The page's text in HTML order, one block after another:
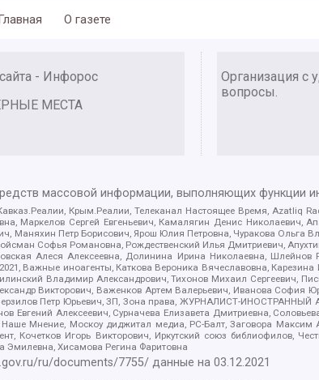
О газете
- Инфорос
МЕСТА
Организация с
вопросы.
массовой информации, выполняющих функции
Крым.Реалии, Телеканал Настоящее Время, Azatliq
Маркелов Сергей Евгеньевич, Камалягин Денис Николаевич,
Маняхин Петр Борисович, Ярош Юлия Петровна, Чуракова Ольга
Софья Романовна, Рождественский Илья Дмитриевич,
Алеся Алексеевна, Долинина Ирина Николаевна,
2021, Важные иноагенты, Каткова Вероника Вячеславовна,
Владимир Александрович, Тихонов Михаил Сергеевич,
Викторович, Важенков Артем Валерьевич, Иванова София
Петр Юрьевич, ЗП, Зона права, ЖУРНАЛИСТ-ИНОСТРАННЫЙ
Евгений Алексеевич, Сурначева Елизавета Дмитриевна,
Мнение, Москоу диджитал медиа, РС-Балт, Заговора
Кочетков Игорь Викторович, Иркутский союз библиофилов,
Эмилевна, Хисамова Регина Фаритовна
ru/documents/7755/ данные на03.12.2021